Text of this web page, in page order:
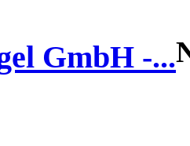
GmbH -...